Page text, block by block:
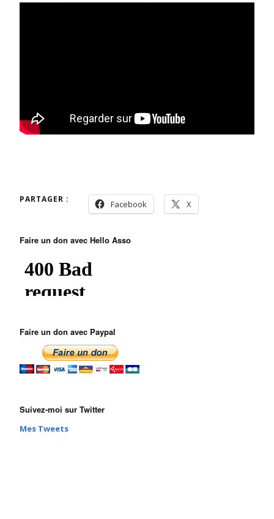
PARTAGER : Facebook X
Faire un don avec Hello Asso
Faire un don avec Paypal
Suivez-moi sur Twitter
Mes Tweets